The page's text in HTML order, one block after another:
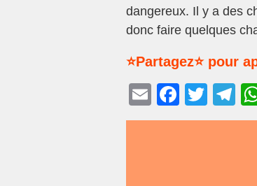
dangereux. Il y a des
donc faire quelques
⭐Partagez⭐ pour
E
m
F
a
T
wi
T
el